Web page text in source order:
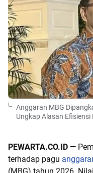
Anggaran MBG
Ungkap Alasan
PEWARTA.CO.ID —
terhadap pagu